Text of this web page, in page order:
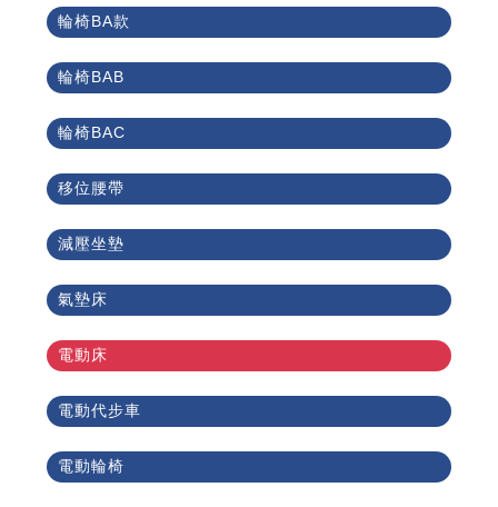
輪椅BA款
輪椅BAB
輪椅BAC
移位腰帶
減壓坐墊
氣墊床
電動床
電動代步車
電動輪椅